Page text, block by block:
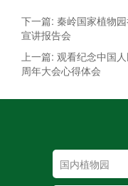
下一篇: 秦岭国家植物
宣讲报告会
上一篇: 观看纪念中国
周年大会心得体会